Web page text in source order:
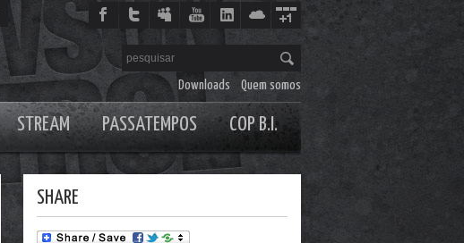
Downloads Quem somos
STREAM PASSATEMPOS COP B.I.
SHARE